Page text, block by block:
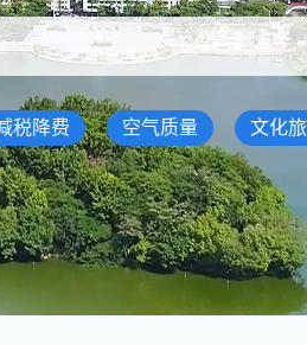
税降费 空气质量 文化